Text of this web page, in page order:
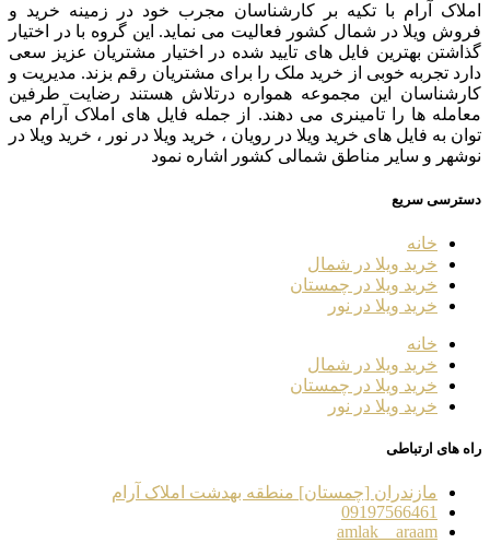
املاک آرام با تکیه بر کارشناسان مجرب خود در زمینه خرید و
فروش ویلا در شمال کشور فعالیت می نماید. این گروه با در اختیار
گذاشتن بهترین فایل های تایید شده در اختیار مشتریان عزیز سعی
دارد تجربه خوبی از خرید ملک را برای مشتریان رقم بزند. مدیریت و
کارشناسان این مجموعه همواره درتلاش هستند رضایت طرفین
معامله ها را تامینری می دهند. از جمله فایل های املاک آرام می
توان به فایل های خرید ویلا در رویان ، خرید ویلا در نور ، خرید ویلا در
نوشهر و سایر مناطق شمالی کشور اشاره نمود
دسترسی سریع
خانه
خرید ویلا در شمال
خرید ویلا در چمستان
خرید ویلا در نور
خانه
خرید ویلا در شمال
خرید ویلا در چمستان
خرید ویلا در نور
راه های ارتباطی
مازندران [چمستان] منطقه بهدشت املاک آرام
09197566461
amlak__araam